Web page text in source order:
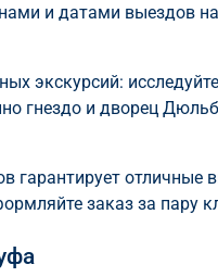
и датами выездов на
экскурсий:
гнездо и дворец
гарантирует отличные
заказ за пару